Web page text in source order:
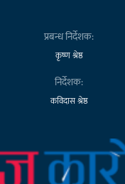
प्रबन्ध निर्देशक:
कृष्ण श्रेष्ठ
निर्देशक:
कविदास श्रेष्ठ